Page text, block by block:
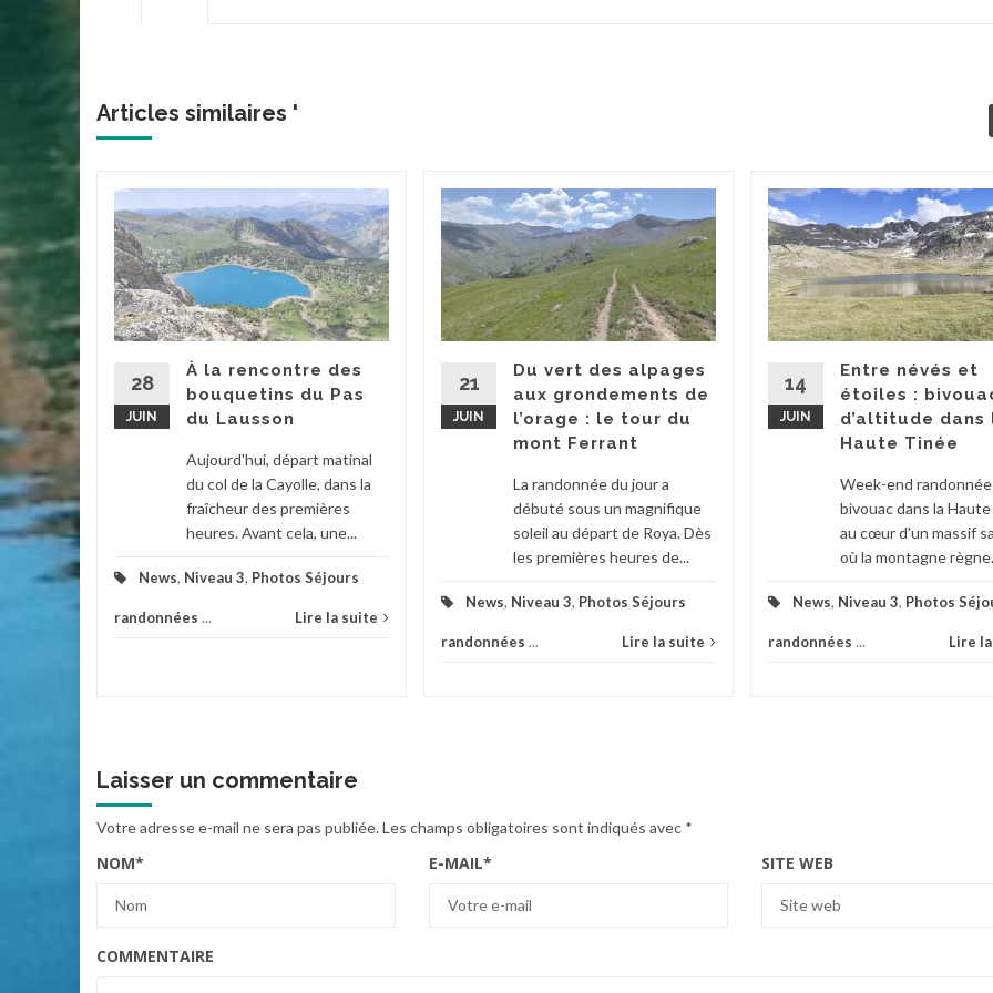
Articles similaires '
sur
cette
une...
suite
28
JUIN
À la rencontre des
bouquetins du Pas
du Lausson
Aujourd'hui, départ matinal
du col de la Cayolle, dans la
fraîcheur des premières
heures. Avant cela, une...
News, Niveau 3, Photos Séjours
randonnées ... Lire la suite
21
JUIN
Du vert des alpages
aux grondements de
l’orage : le tour du
mont Ferrant
La randonnée du jour a
débuté sous un magnifique
soleil au départ de Roya. Dès
les premières heures de...
News, Niveau 3, Photos Séjours
randonnées ... Lire la suite
14
JUIN
Entre névés et
étoiles :
d’altitude dans
Haute Tinée
Week-end
bivouac dans la
au cœur d'un massif
où la montagne
News, Niveau 3, Photos
randonnées ... Lire
Laisser un commentaire
Votre adresse e-mail ne sera pas publiée.Les champs obligatoires sont indiqués avec *
NOM* E-MAIL* SITE WEB
COMMENTAIRE